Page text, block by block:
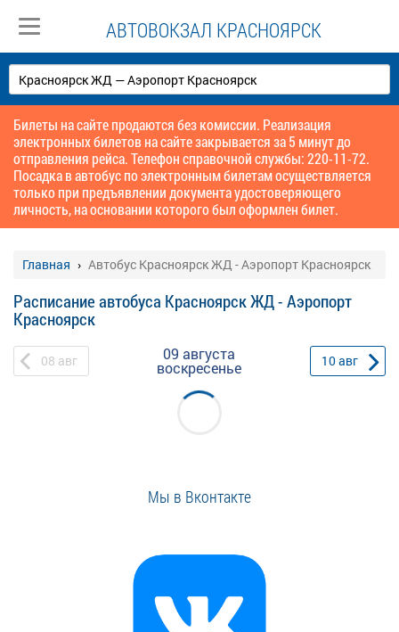
АВТОВОКЗАЛ КРАСНОЯРСК
Билеты на сайте продаются без комиссии. Реализация
электронных билетов на сайте закрывается за 5 минут до
отправления рейса. Телефон справочной службы: 220-11-72.
Посадка в автобус по электронным билетам осуществляется
только при предъявлении документа удостоверяющего
личность, на основании которого был оформлен билет.
Главная Автобус Красноярск ЖД - Аэропорт Красноярск
Расписание автобуса Красноярск ЖД - Аэропорт
Красноярск
08 авг 09 августа
воскресенье 10авг
Мы в Вконтакте